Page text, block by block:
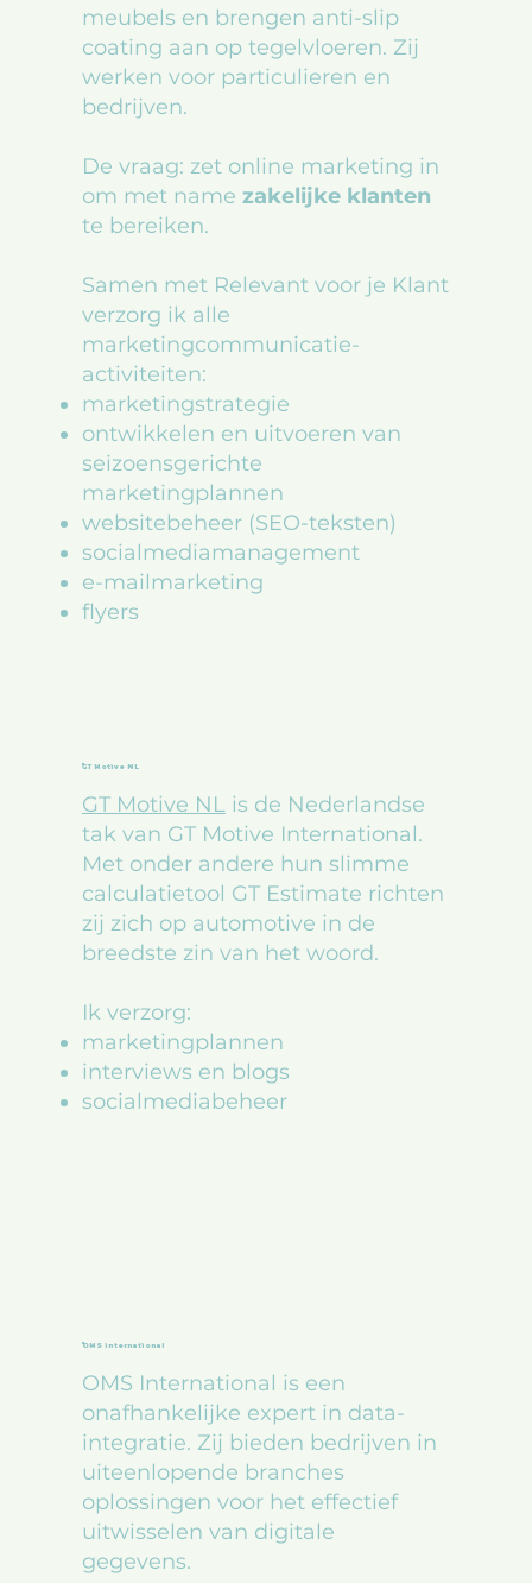
meubels en brengen anti-slip
coating aan op tegelvloeren. Zij
werken voor particulieren en
bedrijven.
De vraag: zet online marketing in
om met name zakelijke klanten
te bereiken.
Samen met Relevant voor je Klant
verzorg ik alle
marketingcommunicatie-
activiteiten:
marketingstrategie
ontwikkelen en uitvoeren van
seizoensgerichte
marketingplannen
websitebeheer (SEO-teksten)
socialmediamanagement
e-mailmarketing
flyers
GT Motive NL
GT Motive NLis de Nederlandse
tak van GT Motive International.
Met onder andere hun slimme
calculatietool GT Estimate richten
zij zich op automotive in de
breedste zin van het woord.
Ik verzorg:
marketingplannen
interviews en blogs
socialmediabeheer
OMS international
OMS International is een
onafhankelijke expert in data-
integratie. Zij bieden bedrijven in
uiteenlopende branches
oplossingen voor het effectief
uitwisselen van digitale
gegevens.